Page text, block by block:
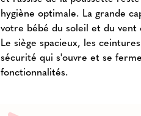
hygiène optimale. La grande
votre bébé du soleil et du
Le siège spacieux, les
sécurité qui s'ouvre et se
fonctionnalités.